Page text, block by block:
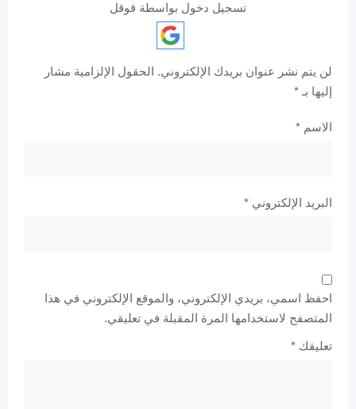
تسجيل دخول بواسطة قوقل
لن يتم نشر عنوان بريدك الإلكتروني. الحقول الإلزامية مشار
إليها بـ *
الاسم *
البريد الإلكتروني *
احفظ اسمي، بريدي الإلكتروني، والموقع الإلكتروني في هذا
المتصفح لاستخدامها المرة المقبلة في تعليقي.
تعليقك *